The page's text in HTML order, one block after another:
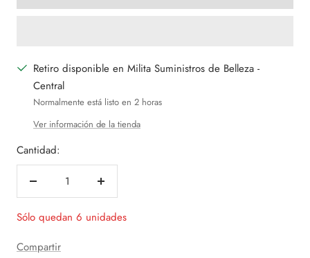
Retiro disponible en Milita Suministros de Belleza -
Central
Normalmente está listo en 2 horas
Ver información de la tienda
Cantidad:
Decrecer
Aumentar
Sólo quedan 6 unidades
Compartir